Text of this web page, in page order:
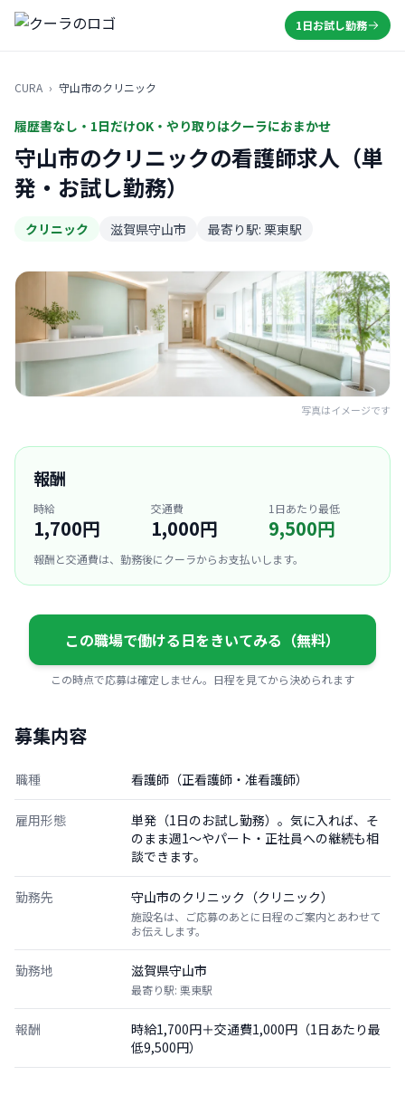
1日お試し勤務
CURA › 守山市のクリニック
履歴書なし・1日だけOK・やり取りはクーラにおまかせ
守山市のクリニックの看護師求人（単
発・お試し勤務）
クリニック 滋賀県守山市 最寄り駅: 栗東駅
写真はイメージです
報酬
時給
1,700円
交通費
1,000円
1日あたり最低
9,500円
報酬と交通費は、勤務後にクーラからお支払いします。
この職場で働ける日をきいてみる（無料）
この時点で応募は確定しません。日程を見てから決められます
募集内容
職種 看護師（正看護師・准看護師）
雇用形態
単発（1日のお試し勤務）。気に入れば、そ
のまま週1〜やパート・正社員への継続も相
談できます。
勤務先 守山市のクリニック（クリニック）
施設名は、ご応募のあとに日程のご案内とあわせて
お伝えします。
勤務地 滋賀県守山市
最寄り駅: 栗東駅
報酬
時給1,700円＋交通費1,000円（1日あたり最
低9,500円）